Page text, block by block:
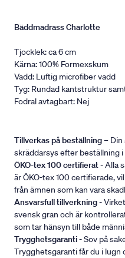
Bäddmadrass Charlotte
Tjocklek: ca 6 cm
Kärna: 100% Formexskum
Vadd: Luftig microfiber vadd
Tyg: Rundad kantstruktur
Fodral avtagbart: Nej
Tillverkas på beställning– Din
skräddarsys efter beställning
ÖKO-tex 100 certifierat- Alla
är ÖKO-tex 100 certifierade,
från ämnen som kan vara
Ansvarsfull tillverkning-
svensk gran och är
som tar hänsyn till både
Trygghetsgaranti- Sov på
Trygghetsgaranti får du i lugn